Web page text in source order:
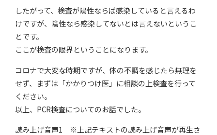
したがって、検査が陽性ならば感染していると言えるわ
けですが、陰性なら感染してないとは言えないというこ
とです。
ここが検査の限界ということになります。
コロナで大変な時期ですが、体の不調を感じたら無理を
せず、まずは「かかりつけ医」に相談の上検査を行って
ください。
以上、PCR検査についてのお話でした。
読み上げ音声1 ※上記テキストの読み上げ音声が再生さ